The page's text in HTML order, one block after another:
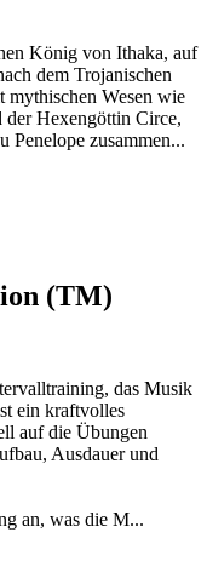
König von Ithaka, auf
dem Trojanischen
mythischen Wesen wie
der Hexengöttin Circe,
Penelope zusammen...
(TM)
das Musik
ein kraftvolles
auf die Übungen
Ausdauer und
an, was die M...